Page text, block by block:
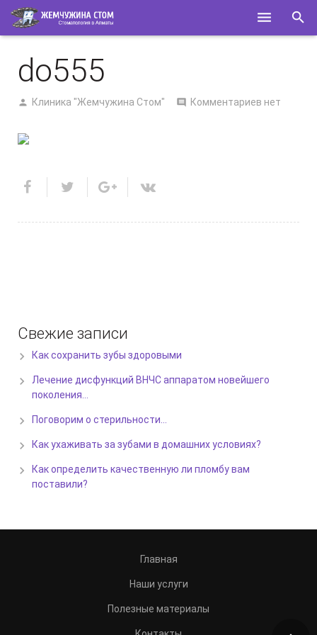
О НАС
КОНТАКТЫ
do555
Клиника "Жемчужина Стом" Комментариев нет
Свежие записи
Как сохранить зубы здоровыми
Лечение дисфункций ВНЧС аппаратом новейшего
поколения…
Поговорим о стерильности…
Как ухаживать за зубами в домашних условиях?
Как определить качественную ли пломбу вам
поставили?
Главная
Наши услуги
Полезные материалы